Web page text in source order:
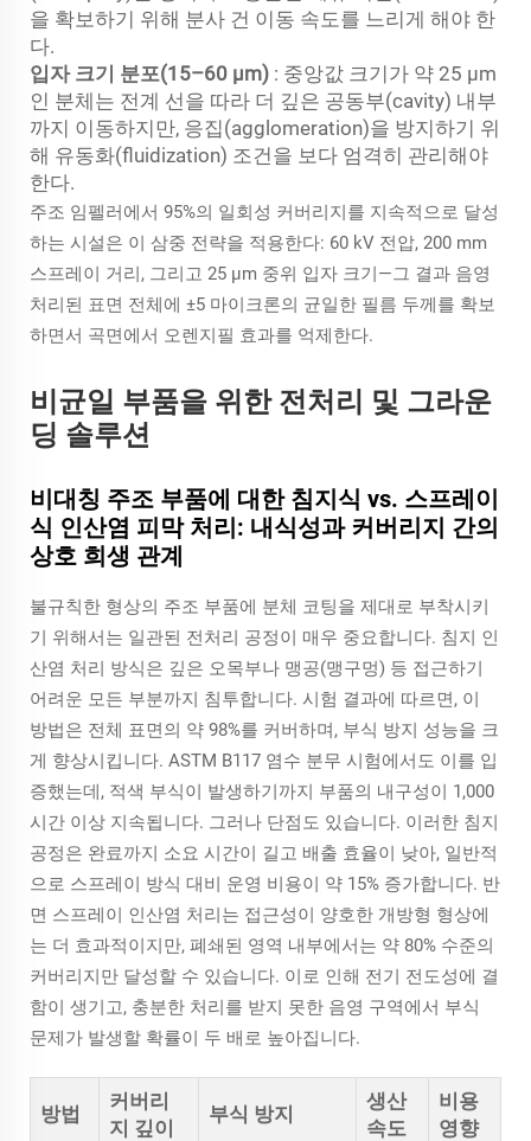
을 확보하기 위해 분사 건 이동 속도를 느리게 해야 한
다.
입자 크기 분포(15–60 µm) : 중앙값 크기가 약 25 µm
인 분체는 전계 선을 따라 더 깊은 공동부(cavity) 내부
까지 이동하지만, 응집(agglomeration)을 방지하기 위
해 유동화(fluidization) 조건을 보다 엄격히 관리해야
한다.
주조 임펠러에서 95%의 일회성 커버리지를 지속적으로 달성
하는 시설은 이 삼중 전략을 적용한다: 60 kV 전압, 200 mm
스프레이 거리, 그리고 25 µm 중위 입자 크기—그 결과 음영
처리된 표면 전체에 ±5 마이크론의 균일한 필름 두께를 확보
하면서 곡면에서 오렌지필 효과를 억제한다.
비균일 부품을 위한 전처리 및 그라운
딩 솔루션
비대칭 주조 부품에 대한 침지식 vs. 스프레이
식 인산염 피막 처리: 내식성과 커버리지 간의
상호 희생 관계
불규칙한 형상의 주조 부품에 분체 코팅을 제대로 부착시키
기 위해서는 일관된 전처리 공정이 매우 중요합니다. 침지 인
산염 처리 방식은 깊은 오목부나 맹공(맹구멍) 등 접근하기
어려운 모든 부분까지 침투합니다. 시험 결과에 따르면, 이
방법은 전체 표면의 약 98%를 커버하며, 부식 방지 성능을 크
게 향상시킵니다. ASTM B117 염수 분무 시험에서도 이를 입
증했는데, 적색 부식이 발생하기까지 부품의 내구성이 1,000
시간 이상 지속됩니다. 그러나 단점도 있습니다. 이러한 침지
공정은 완료까지 소요 시간이 길고 배출 효율이 낮아, 일반적
으로 스프레이 방식 대비 운영 비용이 약 15% 증가합니다. 반
면 스프레이 인산염 처리는 접근성이 양호한 개방형 형상에
는 더 효과적이지만, 폐쇄된 영역 내부에서는 약 80% 수준의
커버리지만 달성할 수 있습니다. 이로 인해 전기 전도성에 결
함이 생기고, 충분한 처리를 받지 못한 음영 구역에서 부식
문제가 발생할 확률이 두 배로 높아집니다.
방법
커버리
지 깊이
부식 방지
생산
속도
비용
영향